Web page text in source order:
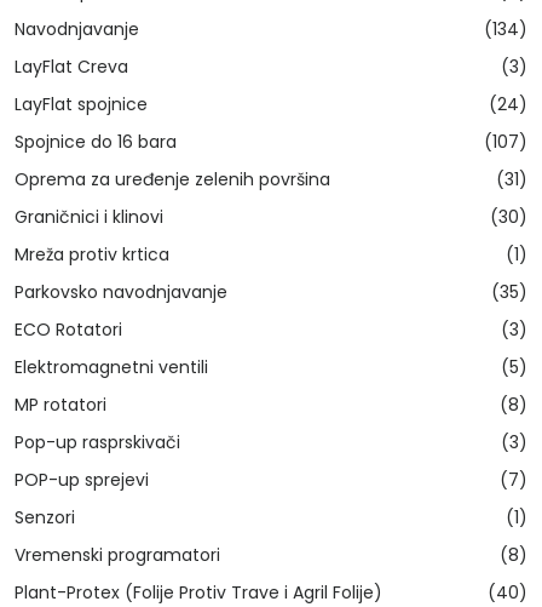
Navodnjavanje
(134)
LayFlat Creva
(3)
LayFlat spojnice
(24)
Spojnice do 16 bara
(107)
Oprema za uređenje zelenih površina
(31)
Graničnici i klinovi
(30)
Mreža protiv krtica
(1)
Parkovsko navodnjavanje
(35)
ECO Rotatori
(3)
Elektromagnetni ventili
(5)
MP rotatori
(8)
Pop-up rasprskivači
(3)
POP-up sprejevi
(7)
Senzori
(1)
Vremenski programatori
(8)
Plant-Protex (Folije Protiv Trave i Agril Folije)
(40)